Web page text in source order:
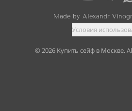
Условия
© 2026Купить сейф в Москве.
Made by Alexandr